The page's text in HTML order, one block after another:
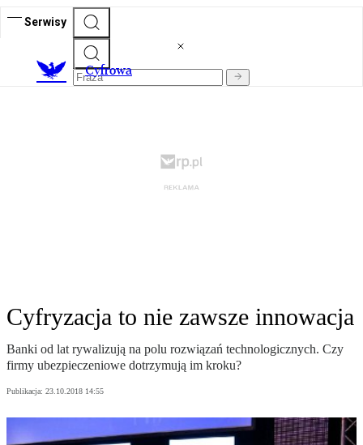
Serwisy
Cyfrowa
Cyfryzacja to nie zawsze innowacja
Banki od lat rywalizują na polu rozwiązań technologicznych. Czy
firmy ubezpieczeniowe dotrzymują im kroku?
Publikacja: 23.10.2018 14:55